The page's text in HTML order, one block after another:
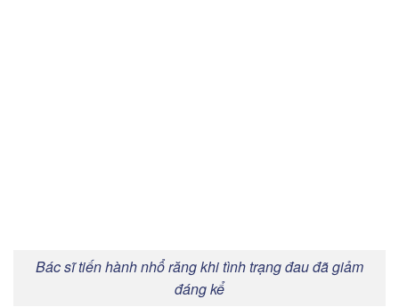
Bác sĩ tiến hành nhổ răng khi tình trạng đau đã giảm
đáng kể